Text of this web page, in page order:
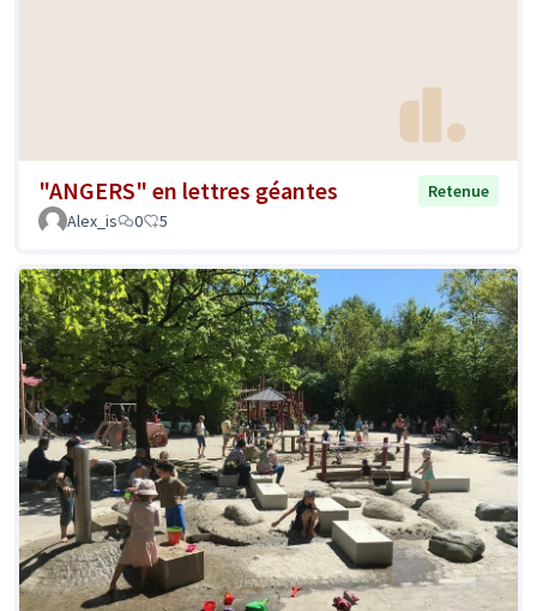
"ANGERS" en lettres géantes
Retenue
Alex_is
0 5